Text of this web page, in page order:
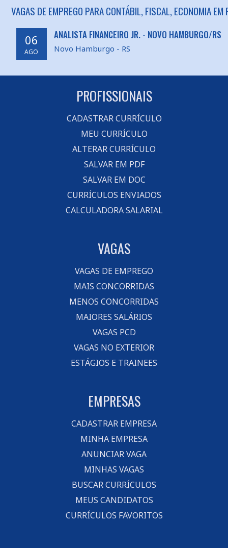
VAGAS DE EMPREGO PARA CONTÁBIL, FISCAL, ECONOMIA EM
06
AGO
ANALISTA FINANCEIRO JR. - NOVO HAMBURGO/RS
Novo Hamburgo - RS
PROFISSIONAIS
CADASTRAR CURRÍCULO
MEU CURRÍCULO
ALTERAR CURRÍCULO
SALVAR EM PDF
SALVAR EM DOC
CURRÍCULOS ENVIADOS
CALCULADORA SALARIAL
VAGAS
VAGAS DE EMPREGO
MAIS CONCORRIDAS
MENOS CONCORRIDAS
MAIORES SALÁRIOS
VAGAS PCD
VAGAS NO EXTERIOR
ESTÁGIOS E TRAINEES
EMPRESAS
CADASTRAR EMPRESA
MINHA EMPRESA
ANUNCIAR VAGA
MINHAS VAGAS
BUSCAR CURRÍCULOS
MEUS CANDIDATOS
CURRÍCULOS FAVORITOS